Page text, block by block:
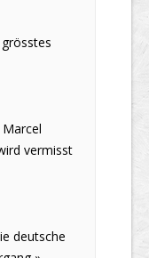
vermisst
deutsche